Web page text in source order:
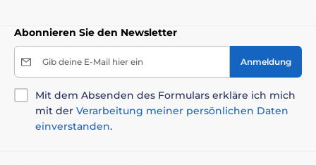
Das Produkt ist in Kategorien eingeteilt
Erziehungshalsbänder 0 bis 300 Meter
Wasserfest
Abonnieren Sie den Newsletter
Gib deine E-Mail hier ein Anmeldung
Mit dem Absenden des Formulars erkläre ich mich
mit der Verarbeitung meiner persönlichen Daten
einverstanden.